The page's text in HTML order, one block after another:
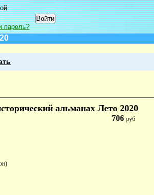
пароль?
альманах Лето 2020
706руб